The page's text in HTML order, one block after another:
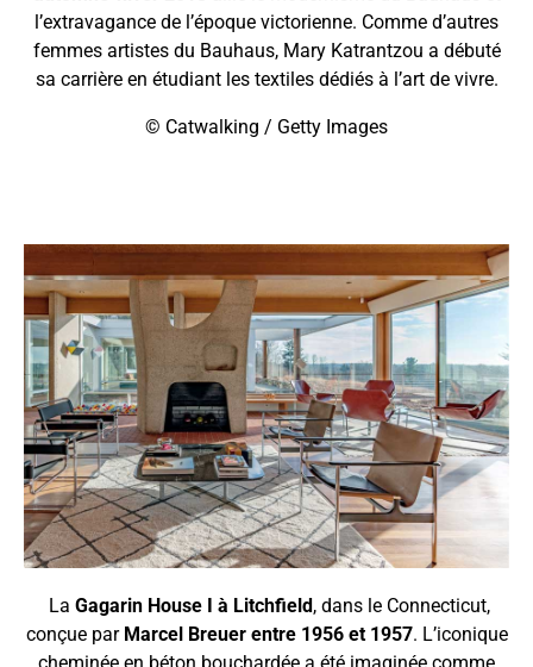
l’extravagance de l’époque victorienne. Comme d’autres
femmes artistes du Bauhaus, Mary Katrantzou a débuté
sa carrière en étudiant les textiles dédiés à l’art de vivre.
© Catwalking / Getty Images
La Gagarin House I à Litchfield , dans le Connecticut,
conçue par Marcel Breuer entre 1956 et 1957. L’iconique